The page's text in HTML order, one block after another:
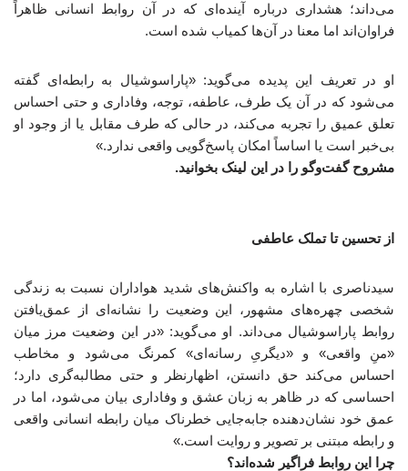
می‌داند؛ هشداری درباره آینده‌ای که در آن روابط انسانی ظاهراً
فراوان‌اند اما معنا در آن‌ها کمیاب شده است.
او در تعریف این پدیده می‌گوید: «پاراسوشیال به رابطه‌ای گفته
می‌شود که در آن یک طرف، عاطفه، توجه، وفاداری و حتی احساس
تعلق عمیق را تجربه می‌کند، در حالی که طرف مقابل یا از وجود او
بی‌خبر است یا اساساً امکان پاسخ‌گویی واقعی ندارد.»
مشروح گفت‌وگو را در این لینک بخوانید.
از تحسین تا تملک عاطفی
سیدناصری با اشاره به واکنش‌های شدید هواداران نسبت به زندگی
شخصی چهره‌های مشهور، این وضعیت را نشانه‌ای از عمق‌یافتن
روابط پاراسوشیال می‌داند. او می‌گوید: «در این وضعیت مرز میان
«منِ واقعی» و «دیگریِ رسانه‌ای» کمرنگ می‌شود و مخاطب
احساس می‌کند حق دانستن، اظهارنظر و حتی مطالبه‌گری دارد؛
احساسی که در ظاهر به زبان عشق و وفاداری بیان می‌شود، اما در
عمق خود نشان‌دهنده جابه‌جایی خطرناک میان رابطه انسانی واقعی
و رابطه مبتنی بر تصویر و روایت است.»
چرا این روابط فراگیر شده‌اند؟